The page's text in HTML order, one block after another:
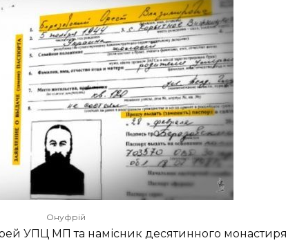
Онуфрій
УПЦ МП та намісник десятинного монастиря